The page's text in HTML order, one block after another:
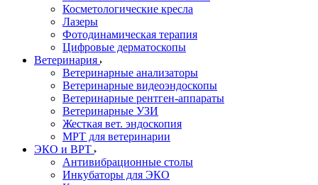
Косметологические кресла
Лазеры
Фотодинамическая терапия
Цифровые дерматоскопы
Ветеринария
Ветеринарные анализаторы
Ветеринарные видеоэндоскопы
Ветеринарные рентген-аппараты
Ветеринарные УЗИ
Жесткая вет. эндоскопия
МРТ для ветеринарии
ЭКО и ВРТ
Антивибрационные столы
Инкубаторы для ЭКО